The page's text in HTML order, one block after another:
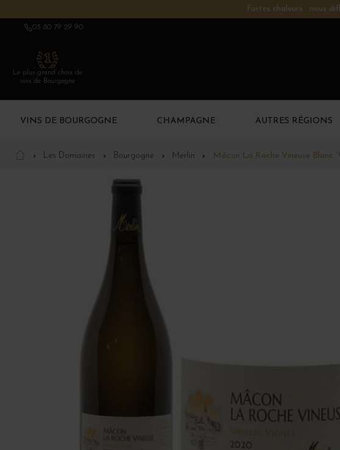
Fortes chaleurs : nous
03 80 79 29 90
Le plus grand choix de
vins de Bourgogne
VINS DE BOURGOGNE CHAMPAGNE AUTRES RÉGIONS
Les Domaines Bourgogne Merlin Mâcon La Roche Vineuse Blanc